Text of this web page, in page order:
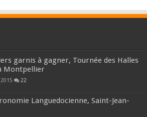
garnis à gagner, Tournée des Halles
Montpellier
22
Languedocienne, Saint-Jean-